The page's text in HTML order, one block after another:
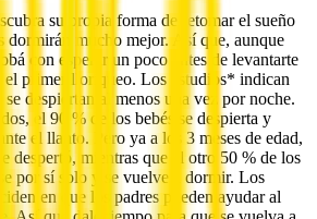
su propia forma de retomar el sueño
dormirán mucho mejor. Así que, aunque
con esperar un poco antes de levantarte
el primer lloriqueo. Los estudios* indican
se despiertan al menos una vez por noche.
el 90 % de los bebés se despierta y
el llanto. Pero ya a los 3 meses de edad,
despertó, mientras que el otro 50 % de los
por sí solo y se vuelve a dormir. Los
en que los padres pueden ayudar al